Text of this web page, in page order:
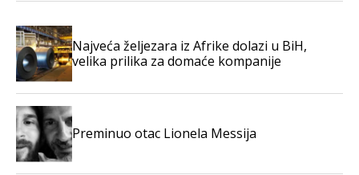
Najveća željezara iz Afrike dolazi u BiH,
velika prilika za domaće kompanije
Preminuo otac Lionela Messija